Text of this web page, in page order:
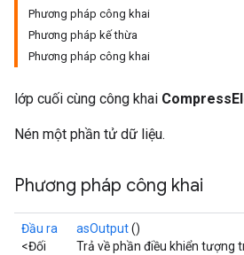
Phương pháp công khai
Phương pháp kế thừa
Phương pháp công khai
lớp cuối cùng công khai
Nén một phần tử dữ liệu.
Phương pháp công khai
Đầu ra
<Đối
asOutput()
Trả về phần điều khiển tượng